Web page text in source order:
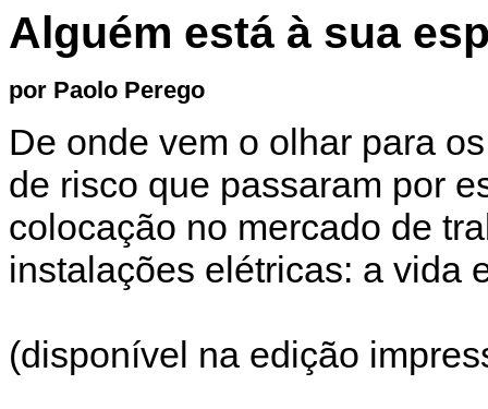
Alguém está à sua
por Paolo Perego
De onde vem o olhar para
de risco que passaram por
colocação no mercado de
instalações elétricas: a vida
(disponível na edição